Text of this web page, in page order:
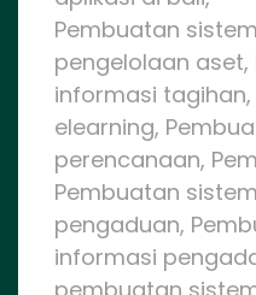
Pembuatan
pengelolaan
informasi
elearning,
perencanaan,
Pembuatan
pengaduan,
informasi